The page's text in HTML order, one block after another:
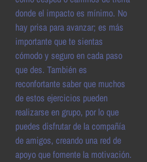
donde el impacto es mínimo. No
hay prisa para avanzar; es más
importante que te sientas
cómodo y seguro en cada paso
que des. También es
reconfortante saber que muchos
de estos ejercicios pueden
realizarse en grupo, por lo que
puedes disfrutar de la compañía
de amigos, creando una red de
apoyo que fomente la motivación.